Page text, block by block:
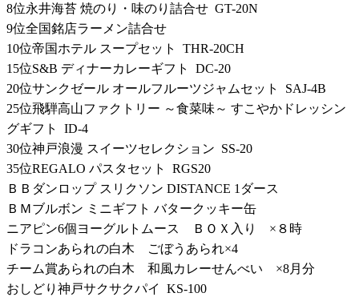
8位永井海苔 焼のり・味のり詰合せ GT-20N
9位全国銘店ラーメン詰合せ
10位帝国ホテル スープセット THR-20CH
15位S&B ディナーカレーギフト DC‐20
20位サンクゼール オールフルーツジャムセット SAJ-4B
25位飛騨高山ファクトリー ～食菜味～ すこやかドレッシン
グギフト ID-4
30位神戸浪漫 スイーツセレクション SS-20
35位REGALO パスタセット RGS20
ＢＢダンロップ スリクソン DISTANCE 1ダース
ＢＭブルボン ミニギフト バタークッキー缶
ニアピン6個ヨーグルトムース ＢＯＸ入り ×８時
ドラコンあられの白木 ごぼうあられ×4
チーム賞あられの白木 和風カレーせんべい ×8月分
おしどり神戸サクサクパイ KS-100